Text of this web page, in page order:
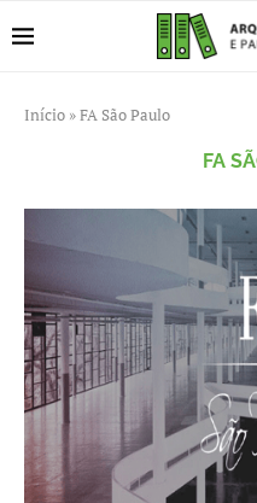
Início »FA São Paulo
FA